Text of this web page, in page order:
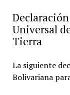
Universal
Tierra
La siguiente
Bolivariana